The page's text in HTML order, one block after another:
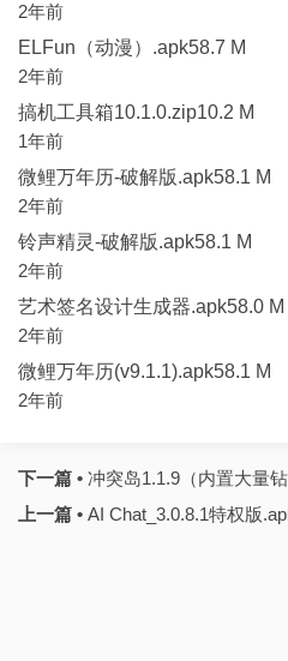
2年前
ELFun（动漫）.apk58.7 M
2年前
搞机工具箱10.1.0.zip10.2 M
1年前
微鲤万年历-破解版.apk58.1 M
2年前
铃声精灵-破解版.apk58.1 M
2年前
艺术签名设计生成器.apk58.0 M
2年前
微鲤万年历(v9.1.1).apk58.1 M
2年前
下一篇 • 冲突岛1.1.9（内置大量
上一篇 • AI Chat_3.0.8.1特权版